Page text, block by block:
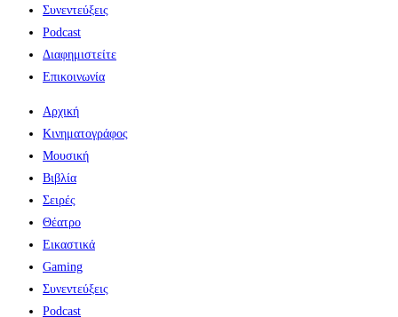
Συνεντεύξεις
Podcast
Διαφημιστείτε
Επικοινωνία
Αρχική
Κινηματογράφος
Μουσική
Βιβλία
Σειρές
Θέατρο
Εικαστικά
Gaming
Συνεντεύξεις
Podcast